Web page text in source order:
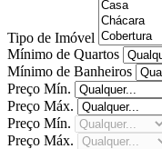
Tipo de Imóvel
Mínimo de Quartos
Mínimo de Banheiros
Preço Mín.
Preço Máx.
Preço Mín.
Preço Máx.